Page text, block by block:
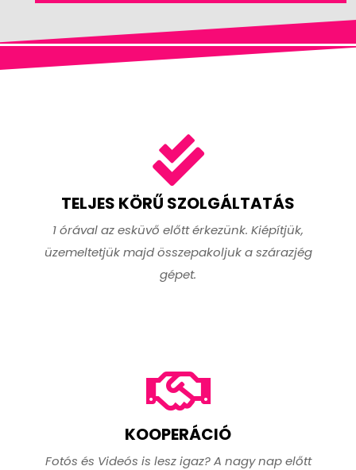
TELJES KÖRŰ SZOLGÁLTATÁS
1 órával az esküvő előtt érkezünk. Kiépítjük,
üzemeltetjük majd összepakoljuk a szárazjég
gépet.
KOOPERÁCIÓ
Fotós és Videós is lesz igaz? A nagy nap előtt